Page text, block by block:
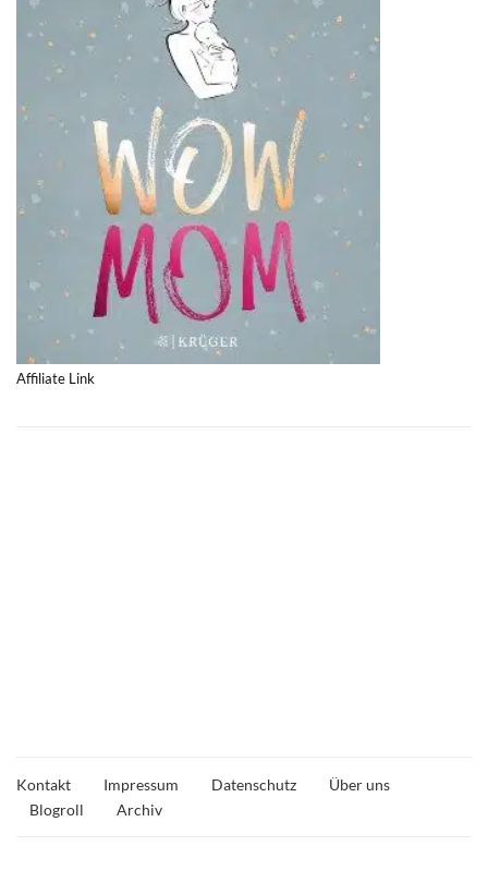
Affiliate Link
Kontakt Impressum Datenschutz
Über uns
Blogroll
Archiv